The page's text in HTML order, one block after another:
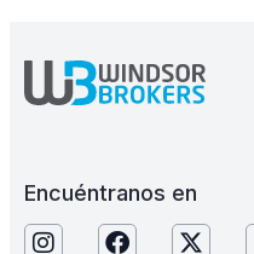
Encuéntranos en